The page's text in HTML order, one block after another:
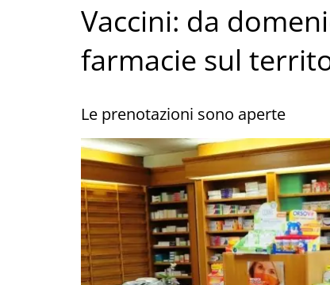
Vaccini: da
farmacie sul
Le prenotazioni sono aperte